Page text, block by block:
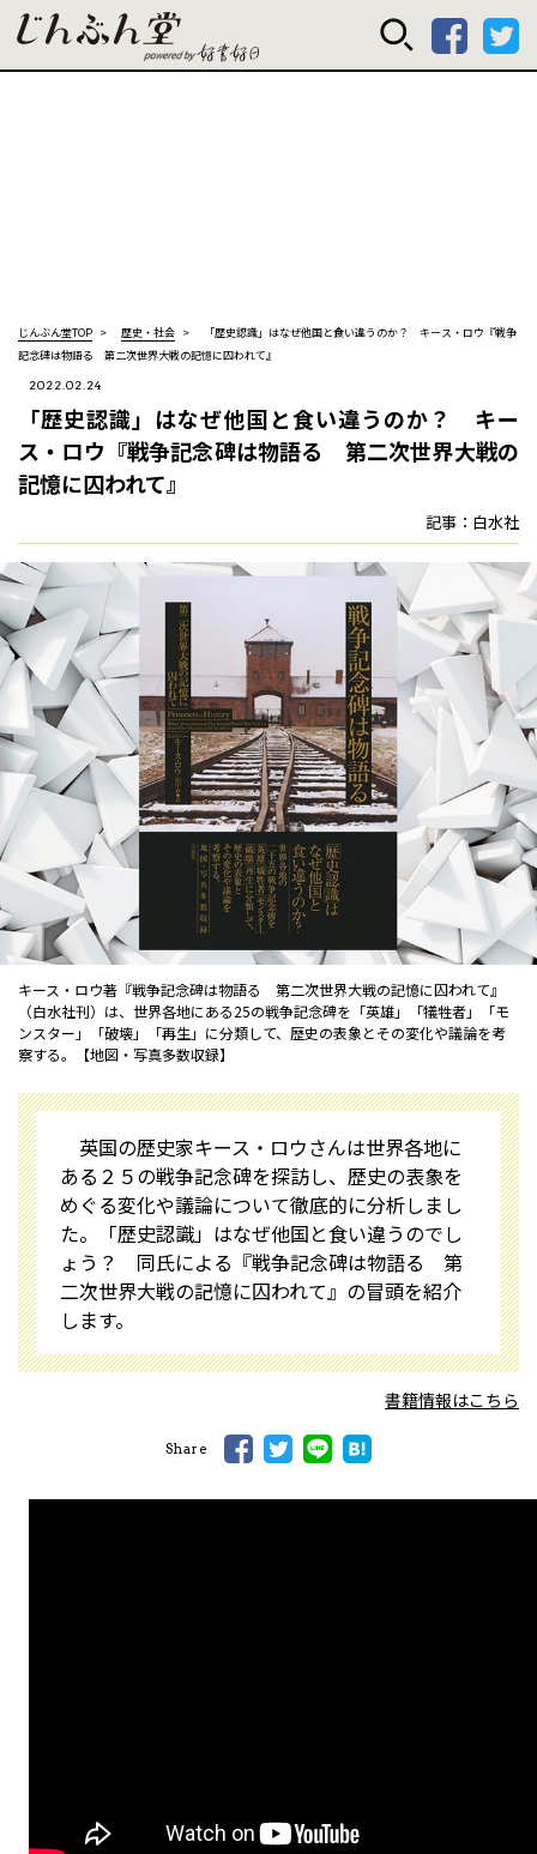
じんぶん堂
じんぶん堂TOP 歴史・社会
「歴史認識」はなぜ他国と食い違うのか？ キース・ロウ『戦争
記念碑は物語る 第二次世界大戦の記憶に囚われて』
2022.02.24
「歴史認識」はなぜ他国と食い違うのか？ キー
ス・ロウ『戦争記念碑は物語る 第二次世界大戦の
記憶に囚われて』
記事：白水社
キース・ロウ著『戦争記念碑は物語る 第二次世界大戦の記憶に囚われて』
（白水社刊）は、世界各地にある25の戦争記念碑を「英雄」「犠牲者」「モ
ンスター」「破壊」「再生」に分類して、歴史の表象とその変化や議論を考
察する。【地図・写真多数収録】
英国の歴史家キース・ロウさんは世界各地に
ある２５の戦争記念碑を探訪し、歴史の表象を
めぐる変化や議論について徹底的に分析しまし
た。「歴史認識」はなぜ他国と食い違うのでし
ょう？ 同氏による『戦争記念碑は物語る 第
二次世界大戦の記憶に囚われて』の冒頭を紹介
します。
書籍情報はこちら
Share